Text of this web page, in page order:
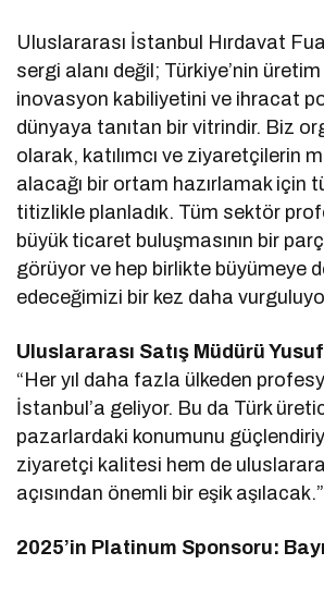
Uluslararası İstanbul Hırdavat
sergi alanı değil; Türkiye’nin
inovasyon kabiliyetini ve ihracat
dünyaya tanıtan bir vitrindir. Biz
olarak, katılımcı ve ziyaretçilerin
alacağı bir ortam hazırlamak için
titizlikle planladık. Tüm sektör
büyük ticaret buluşmasının bir
görüyor ve hep birlikte büyümeye
edeceğimizi bir kez daha
Uluslararası Satış Müdürü
“Her yıl daha fazla ülkeden
İstanbul’a geliyor. Bu da Türk
pazarlardaki konumunu
ziyaretçi kalitesi hem de
açısından önemli bir eşik aşılacak.”
2025’in Platinum Sponsoru: